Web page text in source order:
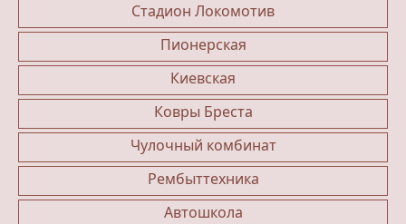
Стадион Локомотив
Пионерская
Киевская
Ковры Бреста
Чулочный комбинат
Рембыттехника
Автошкола